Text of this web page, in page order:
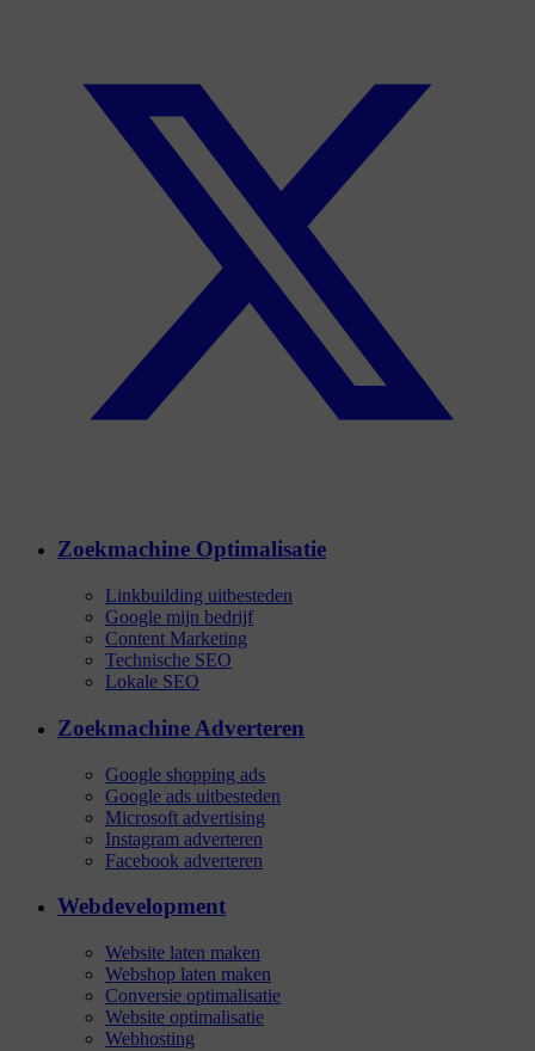
Zoekmachine Optimalisatie
Linkbuilding uitbesteden
Google mijn bedrijf
Content Marketing
Technische SEO
Lokale SEO
Zoekmachine Adverteren
Google shopping ads
Google ads uitbesteden
Microsoft advertising
Instagram adverteren
Facebook adverteren
Webdevelopment
Website laten maken
Webshop laten maken
Conversie optimalisatie
Website optimalisatie
Webhosting